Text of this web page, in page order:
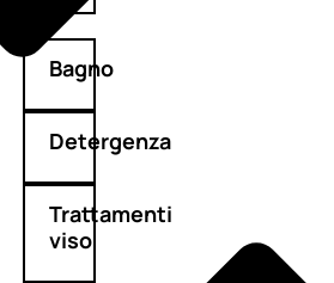
Bagno
Detergenza
Trattamenti
viso